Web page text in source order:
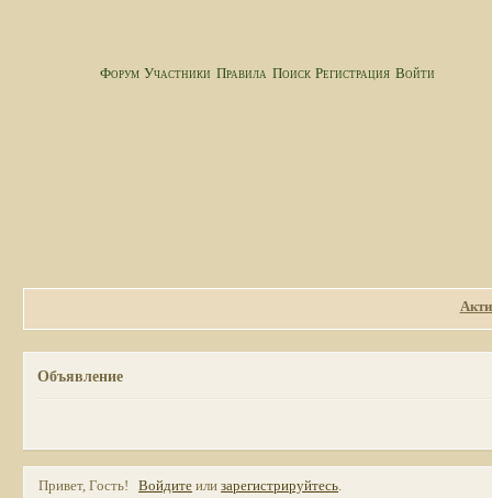
Форум Участники Правила Поиск Регистрация Войти
Объявление
Привет, Гость! Войдите илизарегистрируйтесь.